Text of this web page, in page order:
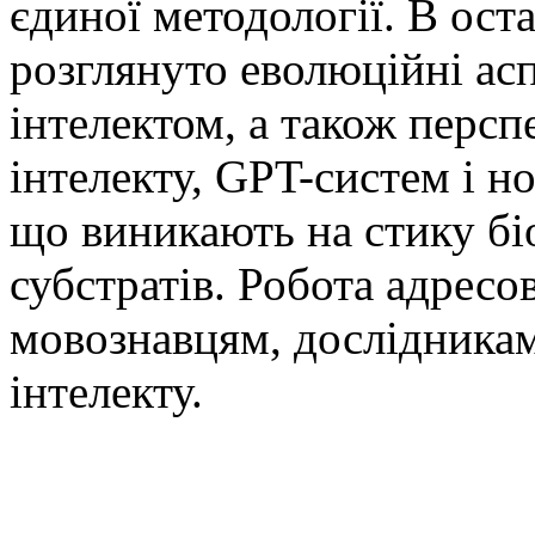
єдиної методології. В
розглянуто еволюційні
інтелектом, а також
інтелекту, GPT-систем і
що виникають на стику
субстратів. Робота
мовознавцям,
інтелекту.